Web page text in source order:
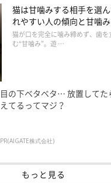
猫は甘噛みする相手を選
れやすい人の傾向と甘噛
猫が口を完全に噛み締めず、歯
む“甘噛み”。遊 …
目の下ベタベタ… 放置してた
えてるってマジ？
PR(AIGATE株式会社)
もっと見る